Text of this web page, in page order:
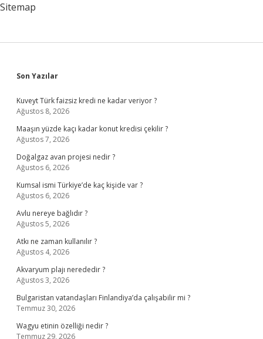
Sitemap
Sidebar
Son Yazılar
Kuveyt Türk faizsiz kredi ne kadar veriyor ?
Ağustos 8, 2026
Maaşın yüzde kaçı kadar konut kredisi çekilir ?
Ağustos 7, 2026
Doğalgaz avan projesi nedir ?
Ağustos 6, 2026
Kumsal ismi Türkiye’de kaç kişide var ?
Ağustos 6, 2026
Avlu nereye bağlıdır ?
Ağustos 5, 2026
Atkı ne zaman kullanılır ?
Ağustos 4, 2026
Akvaryum plajı nerededir ?
Ağustos 3, 2026
Bulgaristan vatandaşları Finlandiya’da çalışabilir mi ?
Temmuz 30, 2026
Wagyu etinin özelliği nedir ?
Temmuz 29, 2026